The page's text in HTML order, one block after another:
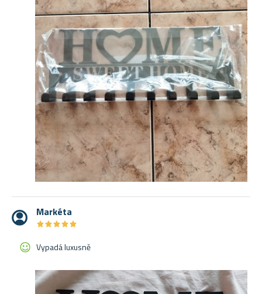
Markéta
★★★★★
★★★★★
Vypadá luxusně